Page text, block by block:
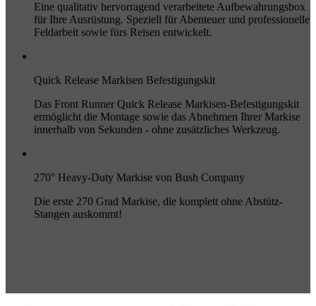
Eine qualitativ hervorragend verarbeitete Aufbewahrungsbox
für Ihre Ausrüstung. Speziell für Abenteuer und professionelle
Feldarbeit sowie fürs Reisen entwickelt.
Quick Release Markisen Befestigungskit
Das Front Runner Quick Release Markisen-Befestigungskit
ermöglicht die Montage sowie das Abnehmen Ihrer Markise
innerhalb von Sekunden - ohne zusätzliches Werkzeug.
270° Heavy-Duty Markise von Bush Company
Die erste 270 Grad Markise, die komplett ohne Abstütz-
Stangen auskommt!